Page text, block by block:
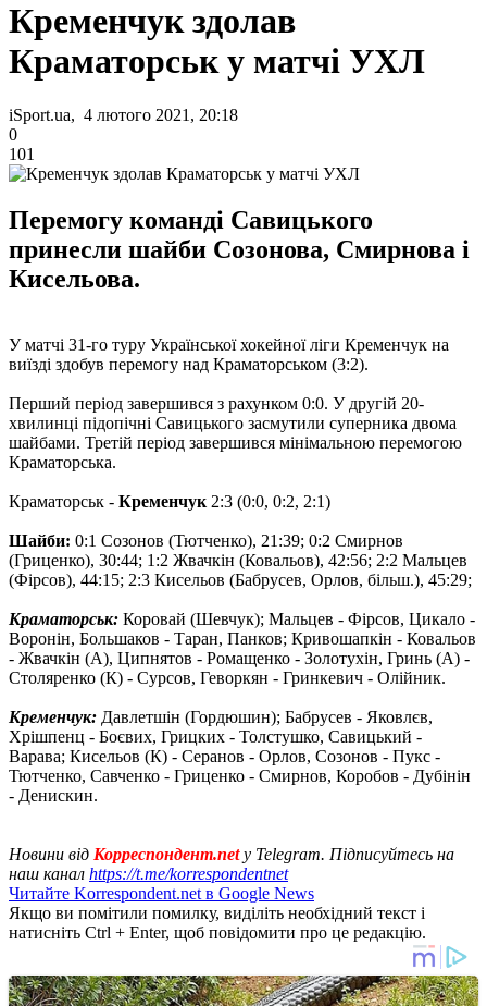
Кременчук здолав
Краматорськ у матчі УХЛ
iSport.ua, 4 лютого 2021, 20:18
0
101
Перемогу команді Савицького
принесли шайби Созонова, Смирнова і
Кисельова.
У матчі 31-го туру Української хокейної ліги Кременчук на
виїзді здобув перемогу над Краматорськом (3:2).
Перший період завершився з рахунком 0:0. У другій 20-
хвилинці підопічні Савицького засмутили суперника двома
шайбами. Третій період завершився мінімальною перемогою
Краматорська.
Краматорськ - Кременчук 2:3 (0:0, 0:2, 2:1)
Шайби: 0:1 Созонов (Тютченко), 21:39; 0:2 Смирнов
(Гриценко), 30:44; 1:2 Жвачкін (Ковальов), 42:56; 2:2 Мальцев
(Фірсов), 44:15; 2:3 Кисельов (Бабрусев, Орлов, більш.), 45:29;
Краматорськ: Коровай (Шевчук); Мальцев - Фірсов, Цикало -
Воронін, Большаков - Таран, Панков; Кривошапкін - Ковальов
- Жвачкін (А), Ципнятов - Ромащенко - Золотухін, Гринь (А) -
Столяренко (К) - Сурсов, Геворкян - Гринкевич - Олійник.
Кременчук: Давлетшін (Гордюшин); Бабрусев - Яковлєв,
Хрішпенц - Боєвих, Грицких - Толстушко, Савицький -
Варава; Кисельов (К) - Серанов - Орлов, Созонов - Пукс -
Тютченко, Савченко - Гриценко - Смирнов, Коробов - Дубінін
- Денискин.
Новини від Корреспондент.netу Telegram. Підписуйтесь на
наш канал https://t.me/korrespondentnet
Читайте Korrespondent.net в Google News
Якщо ви помітили помилку, виділіть необхідний текст і
натисніть Ctrl + Enter, щоб повідомити про це редакцію.